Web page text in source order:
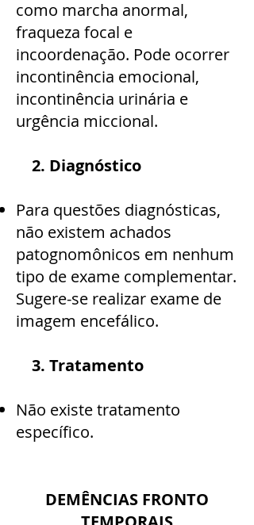
como marcha anormal,
fraqueza focal e
incoordenação. Pode ocorrer
incontinência emocional,
incontinência urinária e
urgência miccional.
2. Diagnóstico
Para questões diagnósticas,
não existem achados
patognomônicos em nenhum
tipo de exame complementar.
Sugere-se realizar exame de
imagem encefálico.
3. Tratamento
Não existe tratamento
específico.
DEMÊNCIAS FRONTO